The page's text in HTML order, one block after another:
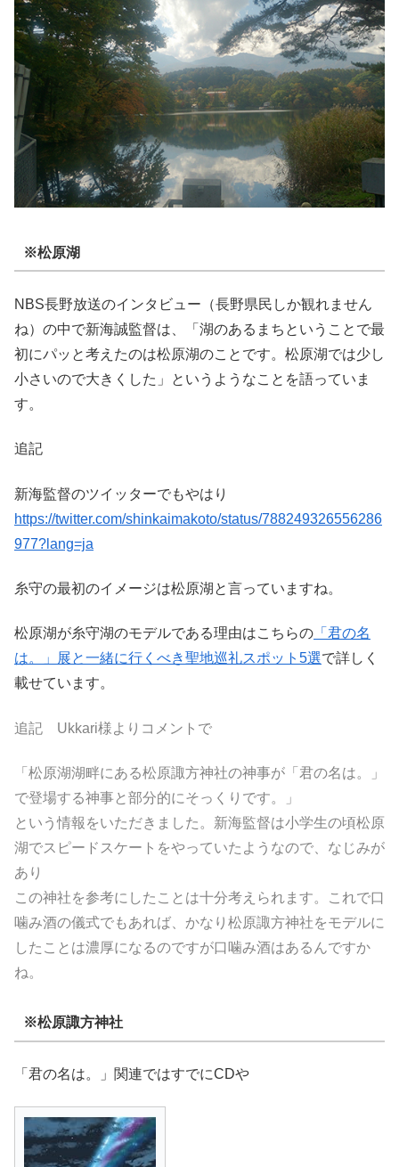
※松原湖
NBS長野放送のインタビュー（長野県民しか観れません
ね）の中で新海誠監督は、「湖のあるまちということで最
初にパッと考えたのは松原湖のことです。松原湖では少し
小さいので大きくした」というようなことを語っていま
す。
追記
新海監督のツイッターでもやはり
https://twitter.com/shinkaimakoto/status/788249326556286
977?lang=ja
糸守の最初のイメージは松原湖と言っていますね。
松原湖が糸守湖のモデルである理由はこちらの 「君の名
は。」展と一緒に行くべき聖地巡礼スポット5選で詳しく
載せています。
追記 Ukkari様よりコメントで
「松原湖湖畔にある松原諏方神社の神事が「君の名は。」
で登場する神事と部分的にそっくりです。」
という情報をいただきました。新海監督は小学生の頃松原
湖でスピードスケートをやっていたようなので、なじみが
あり
この神社を参考にしたことは十分考えられます。これで口
噛み酒の儀式でもあれば、かなり松原諏方神社をモデルに
したことは濃厚になるのですが口噛み酒はあるんですか
ね。
※松原諏方神社
「君の名は。」関連ではすでにCDや